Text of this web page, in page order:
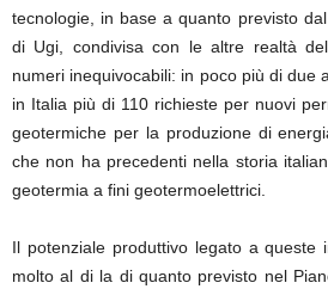
tecnologie, in base a quanto previsto
di Ugi, condivisa con le altre realtà
numeri inequivocabili: in poco più di due
in Italia più di 110 richieste per nuovi
geotermiche per la produzione di
che non ha precedenti nella storia
geotermia a fini geotermoelettrici.
Il potenziale produttivo legato a queste
molto al di la di quanto previsto nel